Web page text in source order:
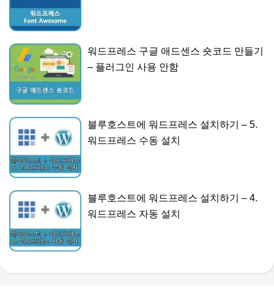
워드프레스 구글 애드센스 숏코드 만들기
– 플러그인 사용 안함
블루호스트에 워드프레스 설치하기 – 5.
워드프레스 수동 설치
블루호스트에 워드프레스 설치하기 – 4.
워드프레스 자동 설치